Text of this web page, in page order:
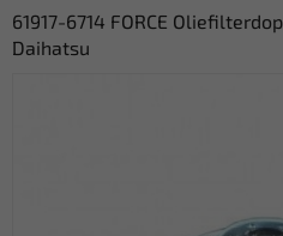
61917-6714 FORCE
Daihatsu